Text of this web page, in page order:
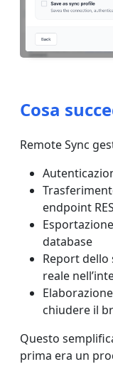
Cosa
Remote Sync
endpoint
database
Report
reale
chiudere il
Questo
prima era un